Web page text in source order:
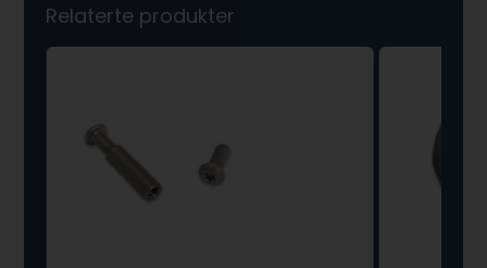
Relaterte produkter